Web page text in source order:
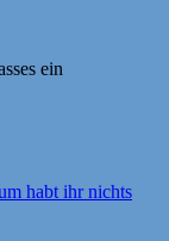
ein
habt ihr nichts